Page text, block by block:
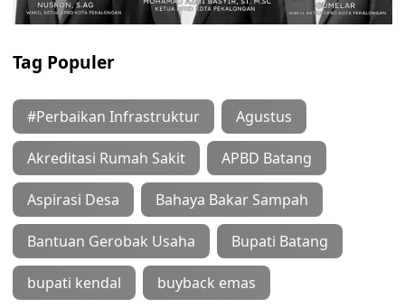
Tag Populer
#Perbaikan Infrastruktur Agustus
Akreditasi Rumah Sakit APBD Batang
Aspirasi Desa Bahaya Bakar Sampah
Bantuan Gerobak Usaha Bupati Batang
bupati kendal buyback emas